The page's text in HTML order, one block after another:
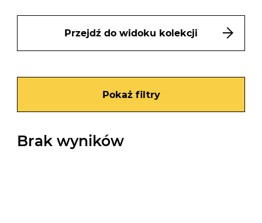
Przejdź do widoku kolekcji
Pokaż filtry
Brak wyników